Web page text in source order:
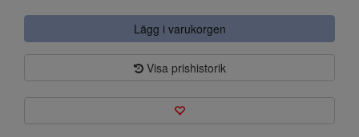
Lägg i varukorgen
Visa prishistorik